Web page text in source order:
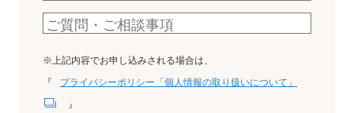
※上記内容でお申し込みされる場合は、
『
プライバシーポリシー「個人情報の取り扱いについて」
』